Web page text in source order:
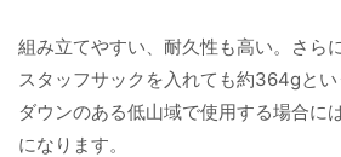
組み立てやすい、耐久性も高い。さら
スタッフサックを入れても約364gと
ダウンのある低山域で使用する場合に
になります。